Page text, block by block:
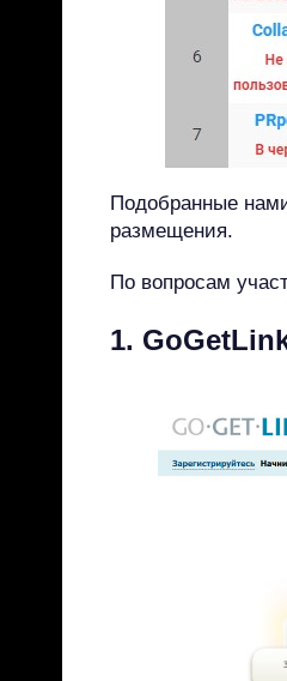
Подобранные
размещения.
По вопросам
1.